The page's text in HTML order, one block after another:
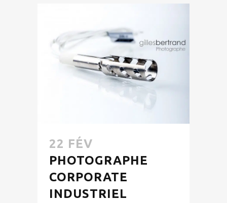
22 FÉV
PHOTOGRAPHE
CORPORATE
INDUSTRIEL